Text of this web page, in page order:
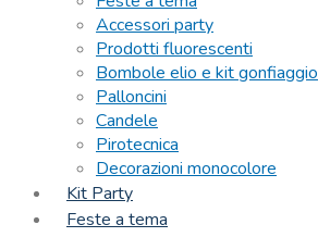
Accessori party
Prodotti fluorescenti
Bombole elio e kit gonfiaggio
Palloncini
Candele
Pirotecnica
Decorazioni monocolore
Kit Party
Feste a tema